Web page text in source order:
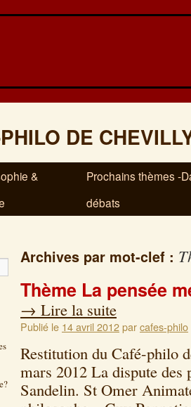
DE
&
Prochains thèmes -
débats
Archives par mot-clef :
Thème La pensée
→ Lire la suite
Publié le 14 avril 2012parcafes-philo
Restitution du Café-philo
mars 2012 La dispute des
Sandelin. St Omer